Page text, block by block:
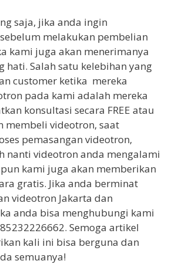
saja, jika anda ingin
melakukan pembelian
kami juga akan menerimanya
hati. Salah satu kelebihan yang
customer ketika mereka
pada kami adalah mereka
konsultasi secara FREE atau
membeli videotron, saat
pemasangan videotron,
nanti videotron anda mengalami
kami juga akan memberikan
gratis. Jika anda berminat
videotron Jakarta dan
anda bisa menghubungi kami
Semoga artikel
kali ini bisa berguna dan
semuanya!